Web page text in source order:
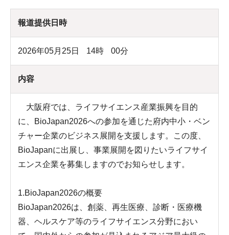
報道提供日時
2026年05月25日 14時 00分
内容
大阪府では、ライフサイエンス産業振興を目的
に、BioJapan2026への参加を通じた府内中小・ベン
チャー企業のビジネス展開を支援します。この度、
BioJapanに出展し、事業展開を図りたいライフサイ
エンス企業を募集しますのでお知らせします。
1.BioJapan2026の概要
BioJapan2026は、創薬、再生医療、診断・医療機
器、ヘルスケア等のライフサイエンス分野におい